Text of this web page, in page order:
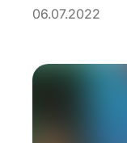
06.07.2022